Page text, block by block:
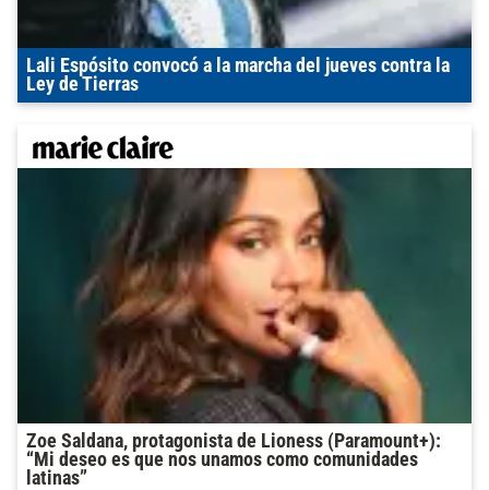
Lali Espósito convocó a la marcha del jueves contra la
Ley de Tierras
Zoe Saldana, protagonista de Lioness (Paramount+):
“Mi deseo es que nos unamos como comunidades
latinas”